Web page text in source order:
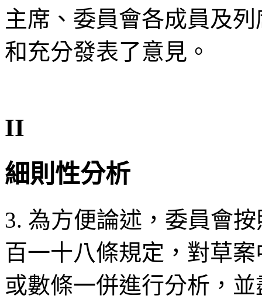
主席、委員會各成員及
和充分發表了意見。
II
細則性分析
3. 為方便論述，委員會
百一十八條規定，對草
或數條一併進行分析，